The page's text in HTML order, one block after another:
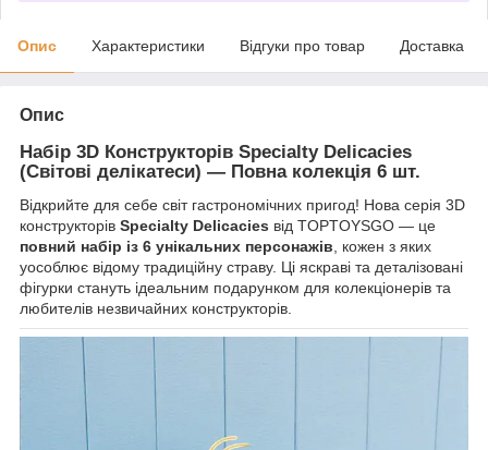
Опис Характеристики Відгуки про товар Доставка
Опис
Набір 3D Конструкторів Specialty Delicacies
(Світові делікатеси) — Повна колекція 6 шт.
Відкрийте для себе світ гастрономічних пригод! Нова серія 3D
конструкторів Specialty Delicacies від TOPTOYSGO — це
повний набір із 6 унікальних персонажів , кожен з яких
уособлює відому традиційну страву. Ці яскраві та деталізовані
фігурки стануть ідеальним подарунком для колекціонерів та
любителів незвичайних конструкторів.